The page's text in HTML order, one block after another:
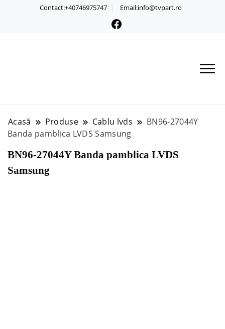
Contact:+40746975747 Email:info@tvpart.ro
Acasă Produse Cablu lvds
BN96-27044Y
Banda pamblica LVDS Samsung
BN96-27044Y Banda pamblica LVDS
Samsung